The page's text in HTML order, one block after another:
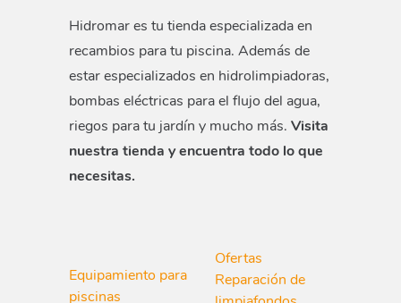
Hidromar es tu tienda especializada en
recambios para tu piscina. Además de
estar especializados en hidrolimpiadoras,
bombas eléctricas para el flujo del agua,
riegos para tu jardín y mucho más. Visita
nuestra tienda y encuentra todo lo que
necesitas.
Equipamiento para
piscinas
Ofertas
Reparación de